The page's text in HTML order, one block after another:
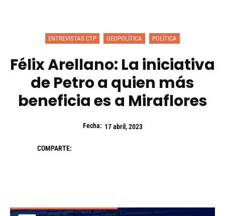
ENTREVISTAS CTP GEOPOLÍTICA POLÍTICA
Félix Arellano: La iniciativa
de Petro a quien más
beneficia es a Miraflores
Fecha: 17 abril, 2023
COMPARTE: